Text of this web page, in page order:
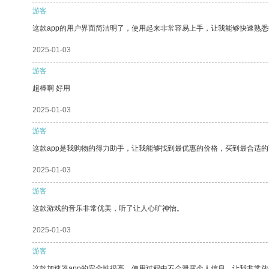
游客
这款app的用户界面简洁明了，使用起来非常容易上手，让我能够快速熟悉
2025-01-03
游客
超棒啊 好用
2025-01-03
游客
这款app是我购物的得力助手，让我能够找到最优惠的价格，买到最合适的
2025-01-03
游客
这款游戏的音乐非常优美，听了让人心旷神怡。
2025-01-03
游客